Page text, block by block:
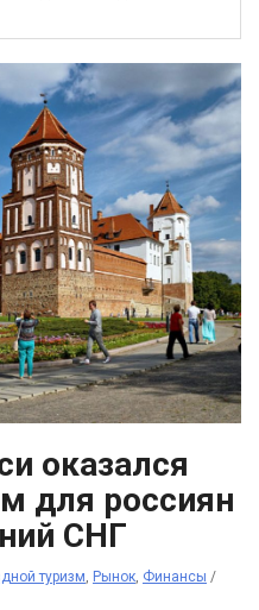
оказался
для россиян
СНГ
туризм, Рынок, Финансы /